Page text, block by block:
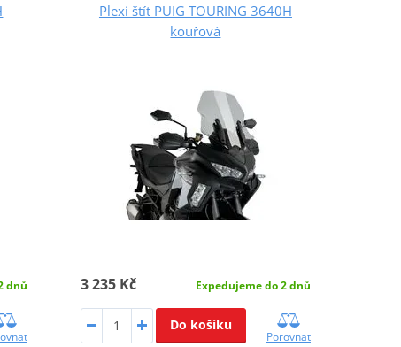
dnů
Plexi štít PUIG TOURING 3640H
kouřová
3 235 Kč Expedujeme do 2 dnů
Do košíku
Porovnat